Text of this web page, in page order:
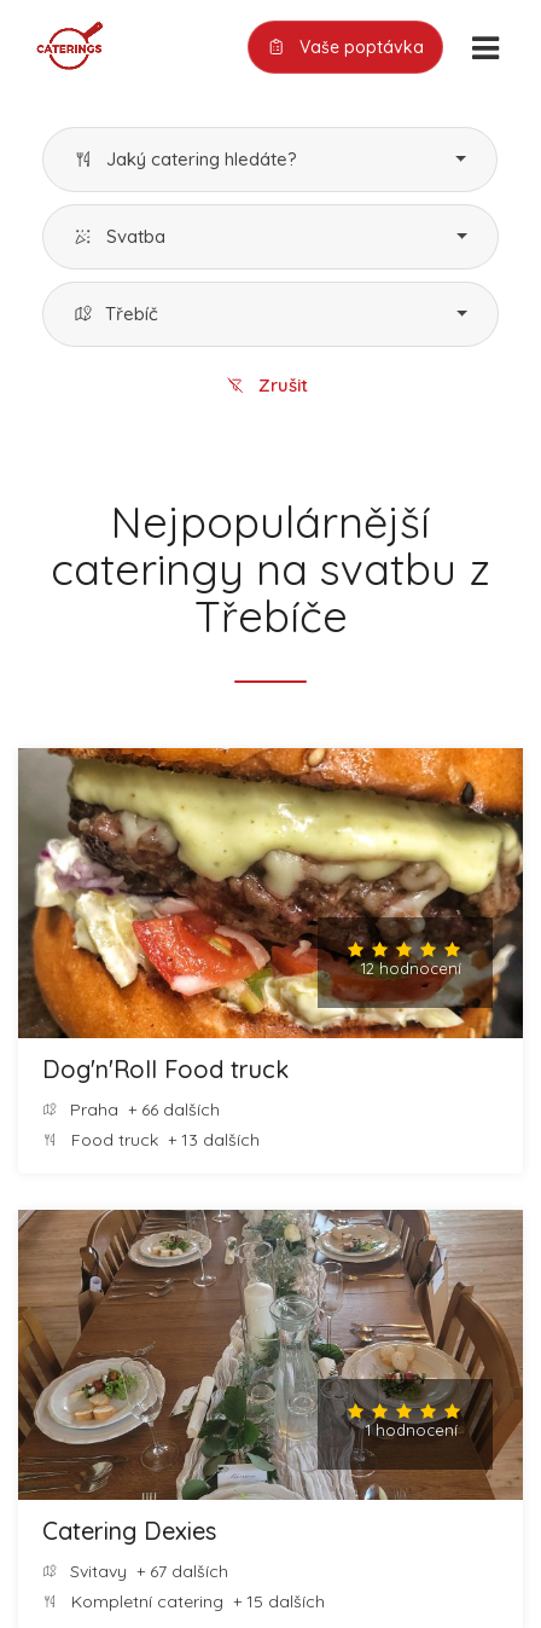
Vaše poptávka
Jaký catering hledáte?
Svatba
Třebíč
Zrušit
Nejpopulárnější
cateringy na svatbu z
Třebíče
12 hodnocení
Dog'n'Roll Food truck
Praha + 66 dalších
Food truck + 13 dalších
1 hodnocení
Catering Dexies
Svitavy + 67 dalších
Kompletní catering + 15 dalších